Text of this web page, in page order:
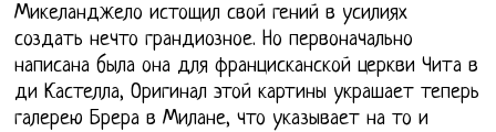
Микеланджело истощил свой гений в усилиях
создать нечто грандиозное. Но первоначально
написана была она для францисканской церкви Чита в
ди Кастелла, Оригинал этой картины украшает теперь
галерею Брера в Милане, что указывает на то и